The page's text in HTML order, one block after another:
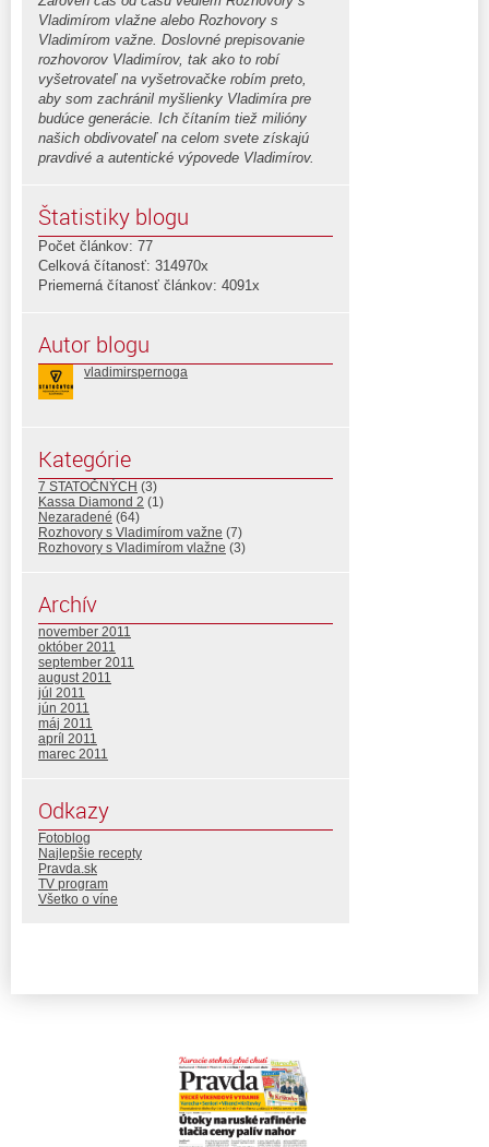
Vladimírom vlažne alebo Rozhovory s
Vladimírom važne. Doslovné prepisovanie
rozhovorov Vladimírov, tak ako to robí
vyšetrovateľ na vyšetrovačke robím preto,
aby som zachránil myšlienky Vladimíra pre
budúce generácie. Ich čítaním tiež milióny
našich obdivovateľ na celom svete získajú
pravdivé a autentické výpovede Vladimírov.
Štatistiky blogu
Počet článkov: 77
Celková čítanosť: 314970x
Priemerná čítanosť článkov: 4091x
Autor blogu
vladimirspernoga
Kategórie
7 STATOČNÝCH (3)
Kassa Diamond 2 (1)
Nezaradené (64)
Rozhovory s Vladimírom važne (7)
Rozhovory s Vladimírom vlažne (3)
Archív
november 2011
október 2011
september 2011
august 2011
júl 2011
jún 2011
máj 2011
apríl 2011
marec 2011
Odkazy
Fotoblog
Najlepšie recepty
Pravda.sk
TV program
Všetko o víne